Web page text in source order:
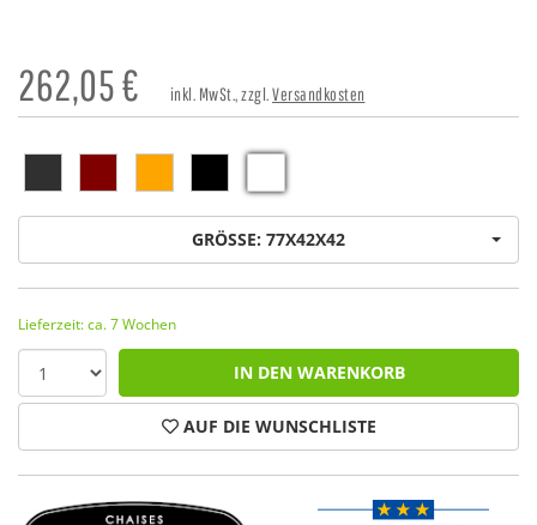
262,05€ inkl. MwSt., zzgl.Versandkosten
GRÖSSE: 77X42X42
Lieferzeit: ca. 7 Wochen
IN DEN WARENKORB
AUF DIE WUNSCHLISTE